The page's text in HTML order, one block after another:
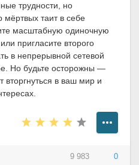
трудности, но
таит в себе
масштабную одиночную
пригласите второго
в непрерывной сетевой
Но будьте осторожны —
вторгнуться в ваш мир и
9 983 0